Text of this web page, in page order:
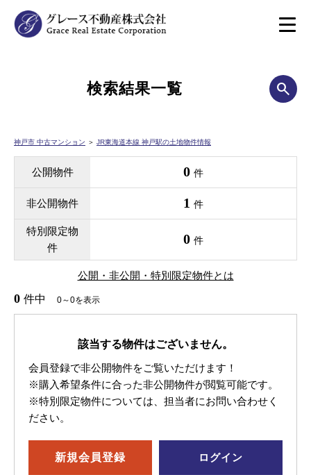
検索結果一覧
神戸市 中古マンション ＞ JR東海道本線 神戸駅の土地物件情報
公開物件 0 件
非公開物件 1 件
特別限定物
件
0 件
公開・非公開・特別限定物件とは
0 件中 0～0を表示
該当する物件はございません。
会員登録で非公開物件をご覧いただけます！
※購入希望条件に合った非公開物件が閲覧可能です。
※特別限定物件については、担当者にお問い合わせく
ださい。
新規会員登録 ログイン